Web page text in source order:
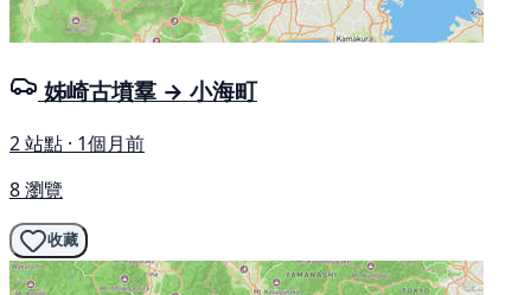
姊崎古墳羣 → 小海町
2 站點 · 1個月前
8 瀏覽
收藏